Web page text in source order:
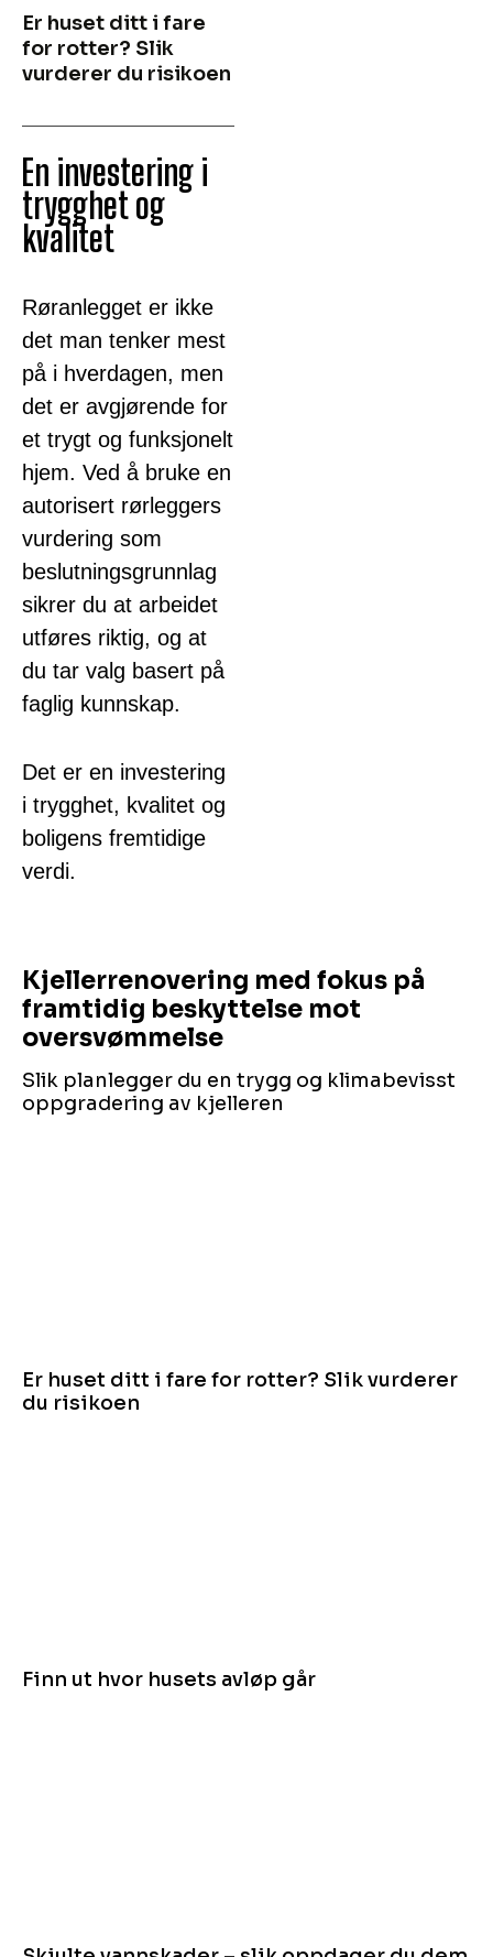
Er huset ditt i fare
for rotter? Slik
vurderer du risikoen
En investering i
trygghet og
kvalitet
Røranlegget er ikke
det man tenker mest
på i hverdagen, men
det er avgjørende for
et trygt og funksjonelt
hjem. Ved å bruke en
autorisert rørleggers
vurdering som
beslutningsgrunnlag
sikrer du at arbeidet
utføres riktig, og at
du tar valg basert på
faglig kunnskap.
Det er en investering
i trygghet, kvalitet og
boligens fremtidige
verdi.
Kjellerrenovering med fokus på
framtidig beskyttelse mot
oversvømmelse
Slik planlegger du en trygg og klimabevisst
oppgradering av kjelleren
Er huset ditt i fare for rotter? Slik vurderer
du risikoen
Finn ut hvor husets avløp går